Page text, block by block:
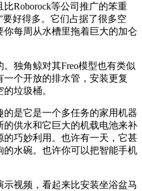
Roborock等公司推广的笨重
好得多。它们占据了很多空
每周从水槽里拖着巨大的加仑
独角鲸对其Freo模型也有类似
个开放的排水管，安装更复
垃圾桶。
是它是一个多任务的家用机器
的供水和它巨大的机载电池来补
巧妙利用。也许有一天，它甚
水碗。也许你可以把智能手机
视频，看起来比安装坐浴盆马